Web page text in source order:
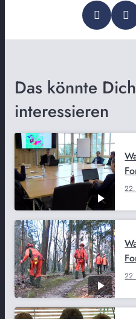
Das könnte
interessieren